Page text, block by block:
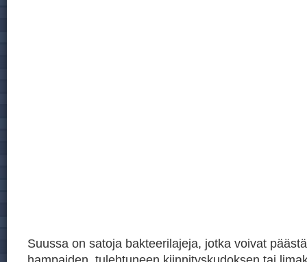
Suussa on satoja bakteerilajeja, jotka voivat